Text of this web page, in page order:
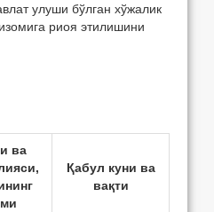
улуши бўлган хўжалик
риоя этилишини
ва
Қабул куни ва
вақти